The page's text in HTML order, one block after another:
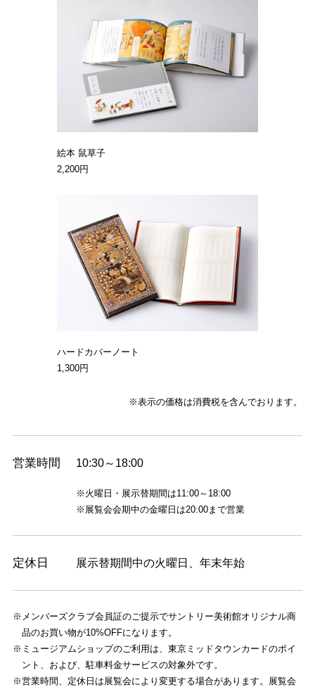
絵本 鼠草子
2,200円
ハードカバーノート
1,300円
営業時間 10:30～18:00
※ 火曜日・ 展示替期間は11:00～18:00
※ 展覧会会期中の金曜日は20:00まで営業
定休日 展示替期間中の火曜日、年末年始
※メンバーズクラブ会員証のご提示でサントリー美術館オリジナル商
品のお買い物が10%OFFになります。
※ミュージアムショップのご利用は、東京ミッドタウンカードのポイ
ント、および、駐車料金サービスの対象外です。
※営業時間、定休日は展覧会により変更する場合があります。展覧会
※表示の価格は消費税を含んでおります。